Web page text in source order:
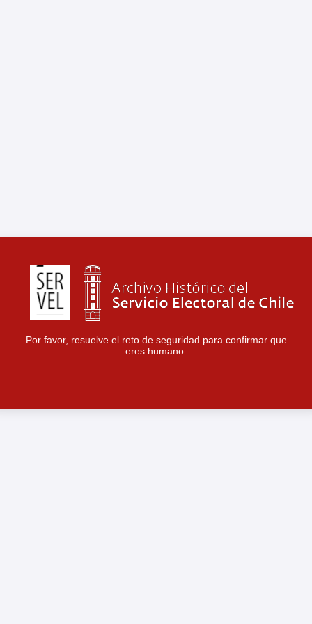
Por favor, resuelve el reto de seguridad para confirmar que
eres humano.